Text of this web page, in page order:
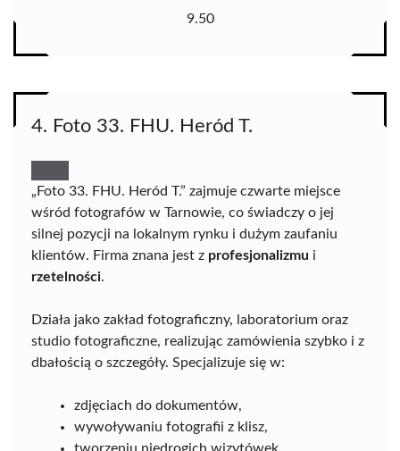
9.50
4. Foto 33. FHU. Heród T.
„Foto 33. FHU. Heród T.” zajmuje czwarte miejsce
wśród fotografów w Tarnowie, co świadczy o jej
silnej pozycji na lokalnym rynku i dużym zaufaniu
klientów. Firma znana jest z profesjonalizmu i
rzetelności.
Działa jako zakład fotograficzny, laboratorium oraz
studio fotograficzne, realizując zamówienia szybko i z
dbałością o szczegóły. Specjalizuje się w:
zdjęciach do dokumentów,
wywoływaniu fotografii z klisz,